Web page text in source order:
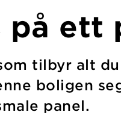
på ett
tilbyr alt
boligen
panel.